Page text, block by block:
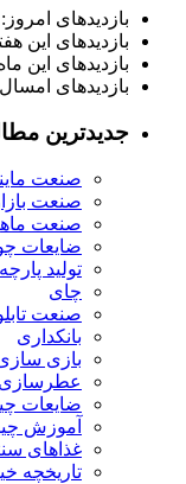
بازدیدهای امروز:
بازدیدهای این
بازدیدهای این
بازدیدهای
جدیدترین
صنعت
صنعت
صنعت
ضایعات
تولید پارچه
چای
صنعت
بانکداری
بازی
عطرسازی
ضایعات
آموزش
غذاهای
تاریخچه